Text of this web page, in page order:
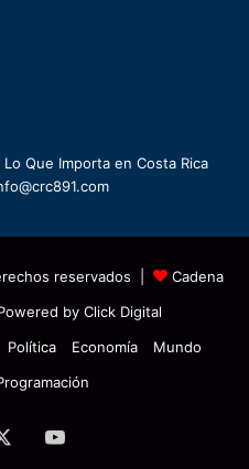
Que Importa en Costa Rica
reservados |
Cadena
by Click Digital
Política Economía
Mundo
YouTube